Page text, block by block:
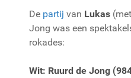
De partij van Lukas
Jong was een
rokades:
Wit: Ruurd de Jong